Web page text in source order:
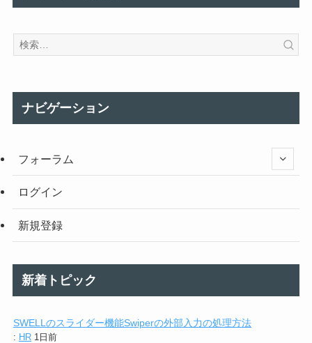
ナビゲーション
フォーラム
ログイン
新規登録
新着トピック
SWELLのスライダー機能Swiperの外部入力の処理方法
: HR 1日前